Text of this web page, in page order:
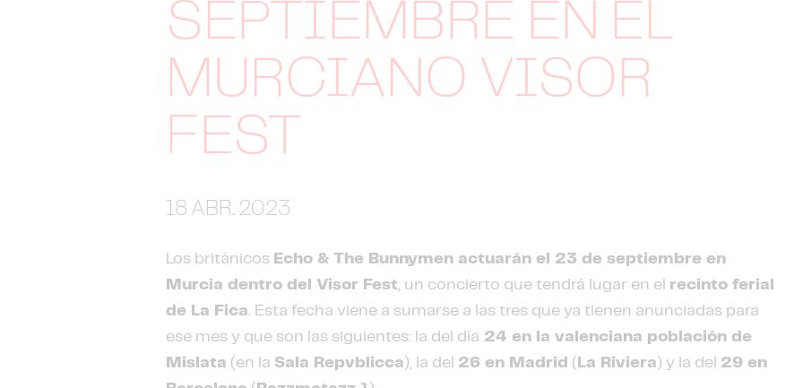
SEPTIEMBRE EN EL
MURCIANO VISOR
FEST
18 ABR. 2023
Los británicos Echo & The Bunnymen actuarán el 23 de septiembre en
Murcia dentro del Visor Fest, un concierto que tendrá lugar en el recinto ferial
de La Fica. Esta fecha viene a sumarse a las tres que ya tienen anunciadas para
ese mes y que son las siguientes: la del día 24 en la valenciana población de
Mislata (en la Sala Repvblicca), la del 26 en Madrid ( La Riviera) y la del 29 en